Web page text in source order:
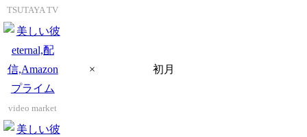
TSUTAYA TV
video market
× 初月